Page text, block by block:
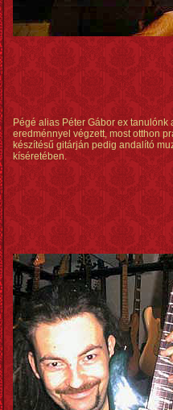
Pégé alias Péter Gábor ex tanulónk
eredménnyel végzett, most otthon
készítésű gitárján pedig andalító
kíséretében.